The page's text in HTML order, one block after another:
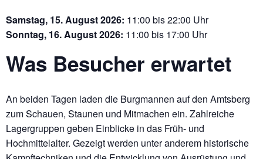
Samstag, 15. August 2026: 11:00 bis 22:00 Uhr
Sonntag, 16. August 2026: 11:00 bis 17:00 Uhr
Was Besucher erwartet
An beiden Tagen laden die Burgmannen auf den Amtsberg
zum Schauen, Staunen und Mitmachen ein. Zahlreiche
Lagergruppen geben Einblicke in das Früh- und
Hochmittelalter. Gezeigt werden unter anderem historische